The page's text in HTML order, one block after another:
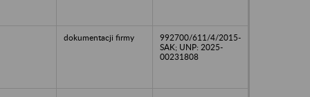
dokumentacji firmy
992700/611/4/2015-
SAK; UNP: 2025-
00231808